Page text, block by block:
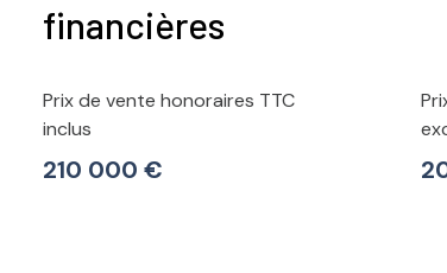
financières
Prix de vente honoraires TTC
inclus
210 000 €